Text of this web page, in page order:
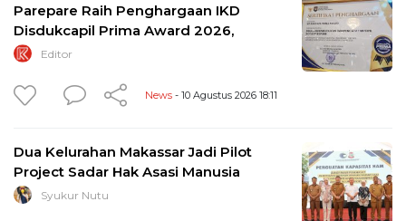
Parepare Raih Penghargaan IKD
Disdukcapil Prima Award 2026,
Editor
News - 10 Agustus 2026 18:11
Dua Kelurahan Makassar Jadi Pilot
Project Sadar Hak Asasi Manusia
Syukur Nutu